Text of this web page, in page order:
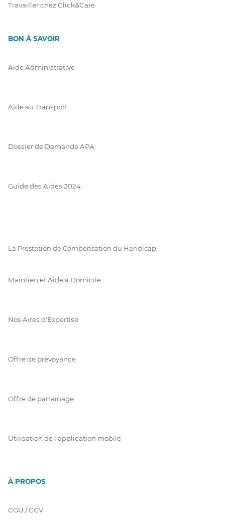
Travailler chez Click&Care
BON À SAVOIR
Aide Administrative
Aide au Transport
Dossier de Demande APA
Guide des Aides 2024
La Prestation de Compensation du Handicap
Maintien et Aide à Domicile
Nos Aires d'Expertise
Offre de prévoyance
Offre de parrainage
Utilisation de l'application mobile
À PROPOS
CGU / GGV